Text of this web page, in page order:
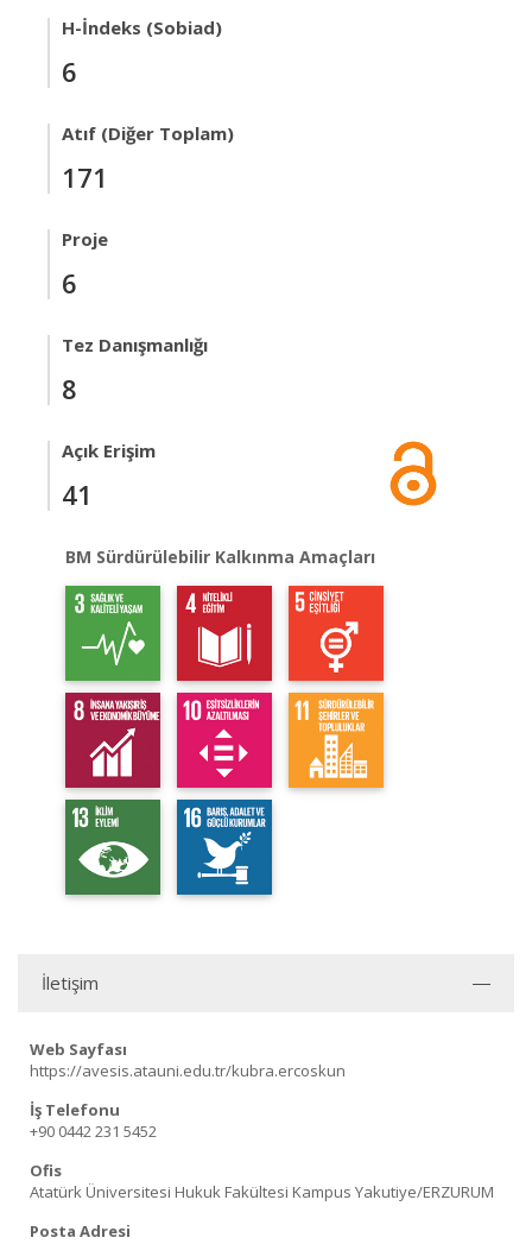
H-İndeks (Sobiad)
6
Atıf (Diğer Toplam)
171
Proje
6
Tez Danışmanlığı
8
Açık Erişim
41
BM Sürdürülebilir Kalkınma Amaçları
İletişim
Web Sayfası
https://avesis.atauni.edu.tr/kubra.ercoskun
İş Telefonu
+90 0442 231 5452
Ofis
Atatürk Üniversitesi Hukuk Fakültesi Kampus Yakutiye/ERZURUM
Posta Adresi